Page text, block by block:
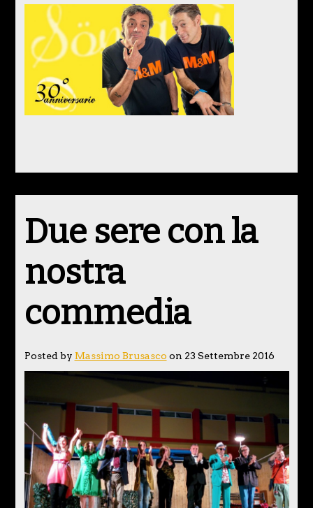
Due sere con la
nostra
commedia
Posted by Massimo Brusasco on 23 Settembre 2016